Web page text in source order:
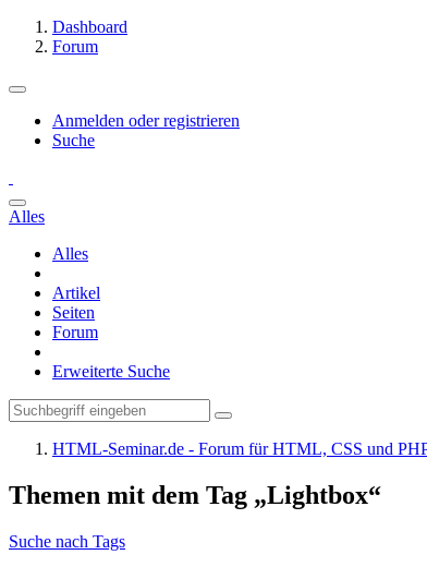
Dashboard
Forum
Anmelden oder registrieren
Suche
Alles
Alles
Artikel
Seiten
Forum
Erweiterte Suche
HTML-Seminar.de - Forum für HTML, CSS und
Themen mit dem Tag „Lightbox“
Suche nach Tags